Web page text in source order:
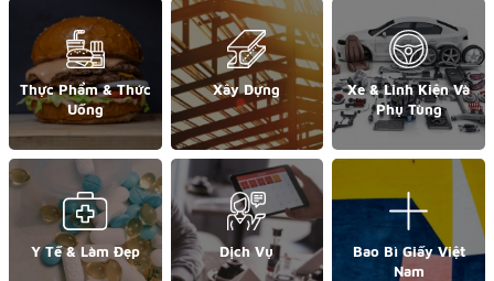
Thực Phẩm & Thức
Uống
Xây Dựng
Xe & Linh Kiện Và
Phụ Tùng
Y Tế & Làm Đẹp Dịch Vụ
Bao Bì Giấy Việt
Nam